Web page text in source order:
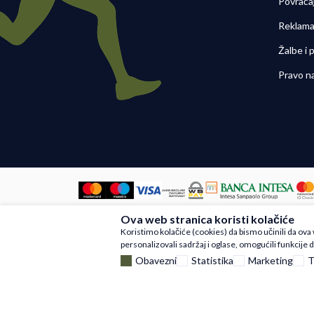
Žalbe i
Pravo
Nastojimo da budemo što precizniji
artikli prikazani na sajtu su deo
Ova web stranica koristi kolačiće
Koristimo kolačiće (cookies) da bismo učinili da
personalizovali sadržaj i oglase, omogućili funkcije
Obavezni Statistika Marketing